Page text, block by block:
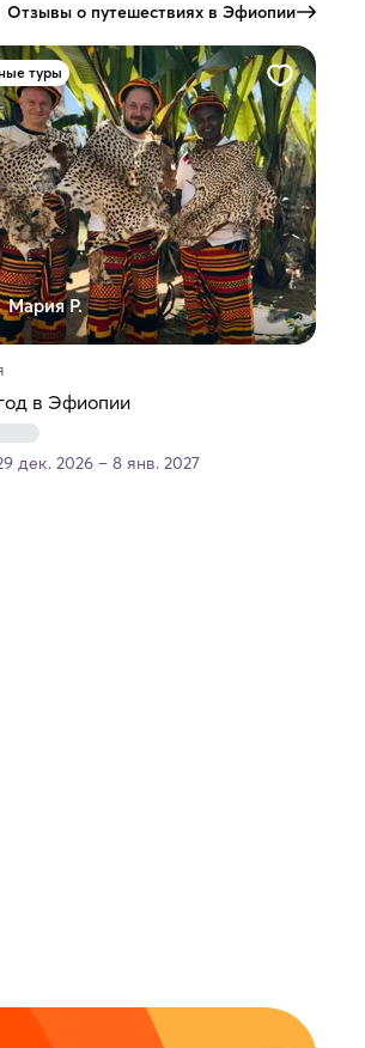
Отзывы о путешествиях в Эфиопии
туры
Мария Р.
в Эфиопии
дек. 2026 – 8 янв. 2027